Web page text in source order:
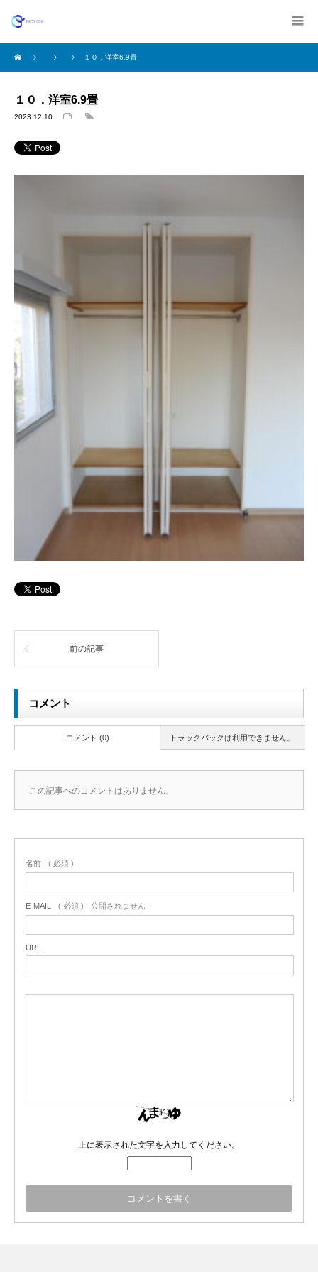
１０．洋室6.9畳
１０．洋室6.9畳
2023.12.10
前の記事
コメント
トラックバックは利用できません。
コメント (0)
この記事へのコメントはありません。
名前 ( 必須 )
E-MAIL ( 必須 ) - 公開されません -
URL
上に表示された文字を入力してください。